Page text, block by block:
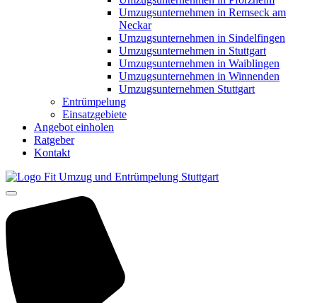
Umzugsunternehmen in Remseck am
Neckar
Umzugsunternehmen in Sindelfingen
Umzugsunternehmen in Stuttgart
Umzugsunternehmen in Waiblingen
Umzugsunternehmen in Winnenden
Umzugsunternehmen Stuttgart
Entrümpelung
Einsatzgebiete
Angebot einholen
Ratgeber
Kontakt